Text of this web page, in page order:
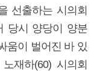
선출하는 시의회
당시 양당이 양분
움이 벌어진 바 있
재하(60) 시의회